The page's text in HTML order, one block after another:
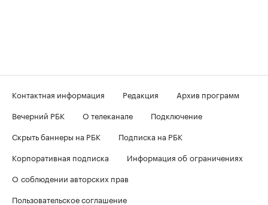
Контактная информация Редакция
Архив программ
Вечерний РБК
О телеканале
Подключение
Скрыть баннеры на РБК
Подписка на РБК
Корпоративная подписка
Информация об ограничениях
О соблюдении авторских прав
Пользовательское соглашение